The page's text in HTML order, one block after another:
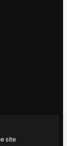
site